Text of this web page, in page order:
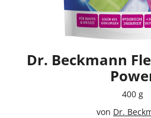
Dr. Beckmann
400 g
von Dr.